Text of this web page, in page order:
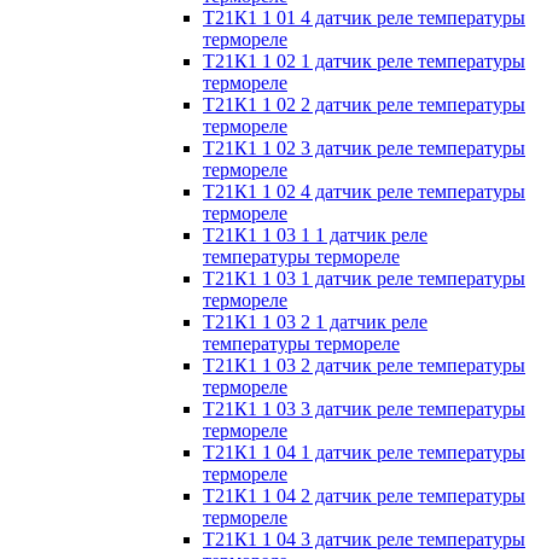
Т21К1 1 01 4 датчик реле температуры
термореле
Т21К1 1 02 1 датчик реле температуры
термореле
Т21К1 1 02 2 датчик реле температуры
термореле
Т21К1 1 02 3 датчик реле температуры
термореле
Т21К1 1 02 4 датчик реле температуры
термореле
Т21К1 1 03 1 1 датчик реле
температуры термореле
Т21К1 1 03 1 датчик реле температуры
термореле
Т21К1 1 03 2 1 датчик реле
температуры термореле
Т21К1 1 03 2 датчик реле температуры
термореле
Т21К1 1 03 3 датчик реле температуры
термореле
Т21К1 1 04 1 датчик реле температуры
термореле
Т21К1 1 04 2 датчик реле температуры
термореле
Т21К1 1 04 3 датчик реле температуры